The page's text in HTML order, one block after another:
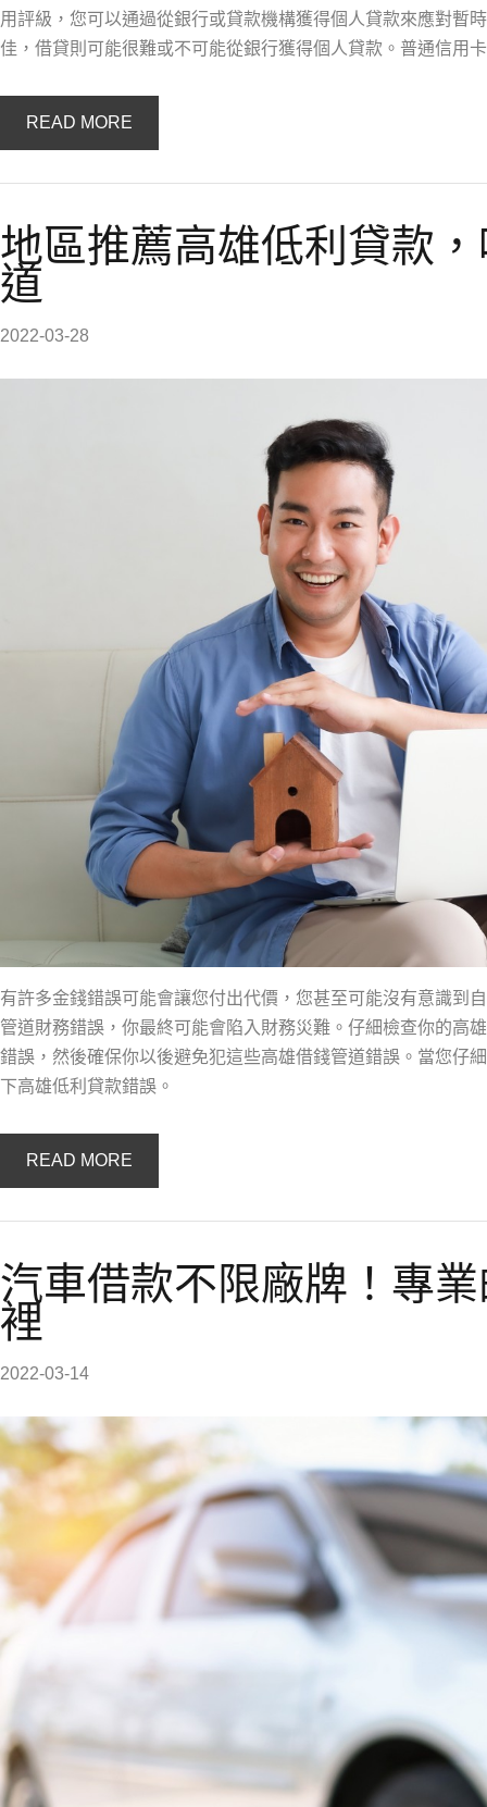
用評級，您可以通過從銀行或貸款機構獲得個人貸款來應對暫
佳，借貸則可能很難或不可能從銀行獲得個人貸款。普通信用
READ MORE
地區推薦高雄低利貸款
道
2022-03-28
有許多金錢錯誤可能會讓您付出代價，您甚至可能沒有意識到
管道財務錯誤，你最終可能會陷入財務災難。仔細檢查你的高
錯誤，然後確保你以後避免犯這些高雄借錢管道錯誤。當您仔
下高雄低利貸款錯誤。
READ MORE
汽車借款不限廠牌！專
裡
2022-03-14